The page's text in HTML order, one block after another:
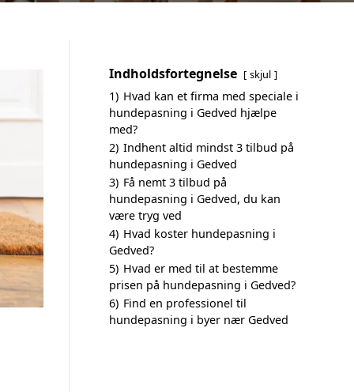
Indholdsfortegnelse skjul
1) Hvad kan et firma med speciale i
hundepasning i Gedved hjælpe
med?
2) Indhent altid mindst 3 tilbud på
hundepasning i Gedved
3) Få nemt 3 tilbud på
hundepasning i Gedved, du kan
være tryg ved
4) Hvad koster hundepasning i
Gedved?
5) Hvad er med til at bestemme
prisen på hundepasning i Gedved?
6) Find en professionel til
hundepasning i byer nær Gedved